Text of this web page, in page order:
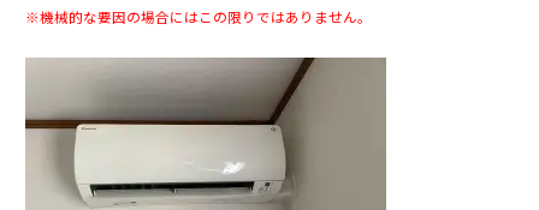
※機械的な要因の場合にはこの限りではありません。